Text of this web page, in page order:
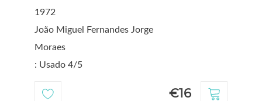
1972
João Miguel Fernandes Jorge
Moraes
: Usado 4/5
€16